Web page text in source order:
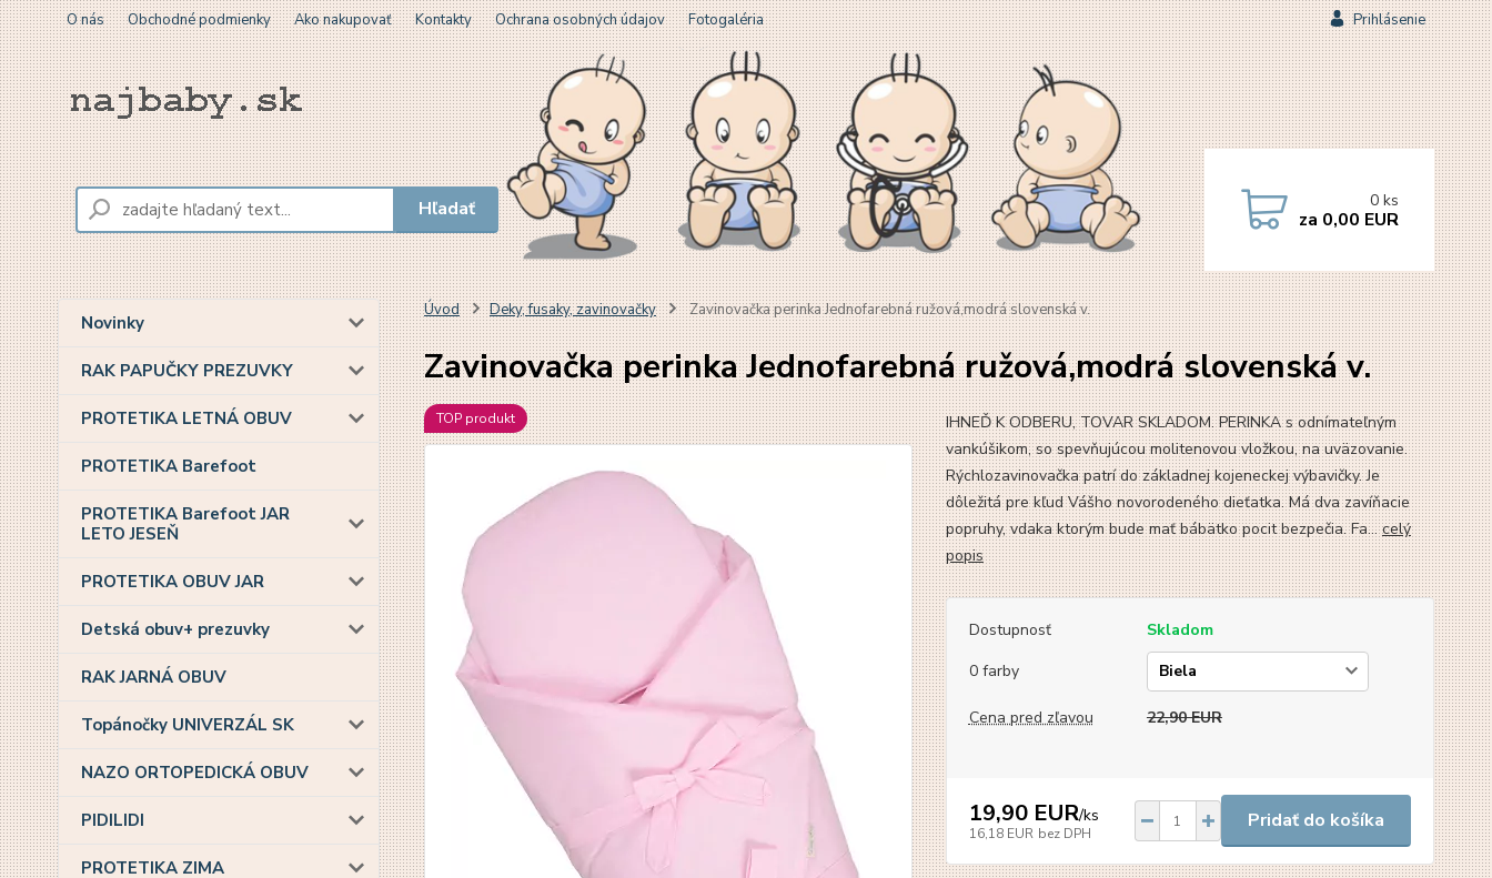
O nás Obchodné podmienky Ako nakupovať Kontakty Ochrana osobných údajov Fotogaléria Prihlásenie
Hľadať 0 ks
za 0,00 EUR
Novinky
RAK PAPUČKY PREZUVKY
PROTETIKA LETNÁ OBUV
PROTETIKA Barefoot
PROTETIKA Barefoot JAR
LETO JESEŇ
PROTETIKA OBUV JAR
Detská obuv+ prezuvky
RAK JARNÁ OBUV
Topánočky UNIVERZÁL SK
NAZO ORTOPEDICKÁ OBUV
PIDILIDI
PROTETIKA ZIMA
Úvod Deky, fusaky, zavinovačky Zavinovačka perinka Jednofarebná ružová,modrá slovenská v.
Zavinovačka perinka Jednofarebná ružová,modrá slovenská v.
TOP produkt
IHNEĎ K ODBERU, TOVAR SKLADOM. PERINKA s odnímateľným
vankúšikom, so spevňujúcou molitenovou vložkou, na uväzovanie.
Rýchlozavinovačka patrí do základnej kojeneckej výbavičky. Je
dôležitá pre kľud Vášho novorodeného dieťatka. Má dva zavíňacie
popruhy, vdaka ktorým bude mať bábätko pocit bezpečia. Fa...celý
popis
Dostupnosť
Skladom
0 farby
Cena pred zľavou 22,90 EUR
19,90 EUR/ks
16,18 EUR bez DPH
Pridať do košíka